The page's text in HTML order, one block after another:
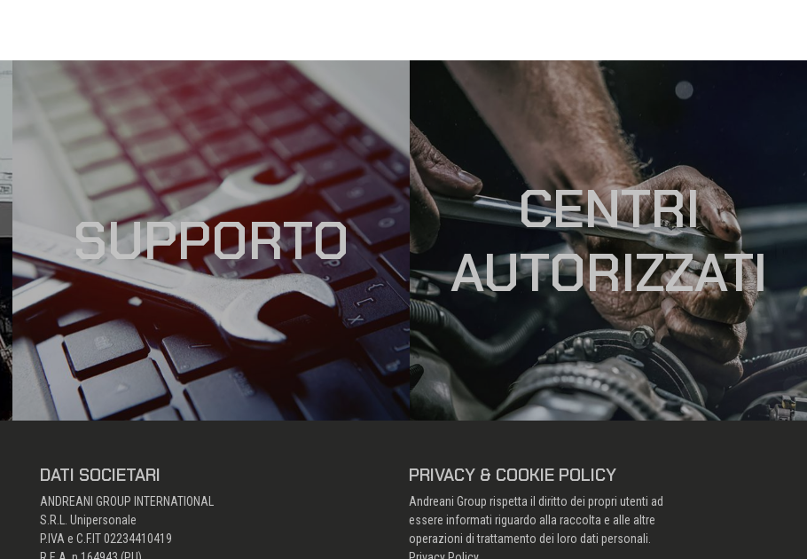
SUPPORTO
CENTRI
AUTORIZZATI
DATI SOCIETARI
ANDREANI GROUP INTERNATIONAL
S.R.L. Unipersonale
P.IVA e C.F.IT 02234410419
PRIVACY & COOKIE POLICY
Andreani Group rispetta il diritto dei propri utenti ad
essere informati riguardo alla raccolta e alle altre
operazioni di trattamento dei loro dati personali.